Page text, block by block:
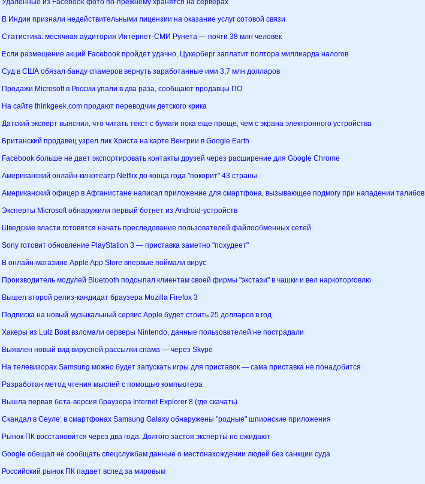
Удаленные из Facebook фото по-прежнему хранятся на серверах
В Индии признали недействительными лицензии на оказание услуг сотовой связи
Статистика: месячная аудитория Интернет-СМИ Рунета — почти 38 млн человек
Если размещение акций Facebook пройдет удачно, Цукерберг заплатит полтора миллиарда налогов
Суд в США обязал банду спамеров вернуть заработанные ими 3,7 млн долларов
Продажи Microsoft в России упали в два раза, сообщают продавцы ПО
На сайте thinkgeek.com продают переводчик детского крика
Датский эксперт выяснил, что читать текст с бумаги пока еще проще, чем с экрана электронного устройства
Британский продавец узрел лик Христа на карте Венгрии в Google Earth
Facebook больше не дает экспортировать контакты друзей через расширение для Google Chrome
Американский онлайн-кинотеатр Netflix до конца года "покорит" 43 страны
Американский офицер в Афганистане написал приложение для смартфона, вызывающее подмогу при нападении талибов
Эксперты Microsoft обнаружили первый ботнет из Android-устройств
Шведские власти готовятся начать преследование пользователей файлообменных сетей
Sony готовит обновление PlayStation 3 — приставка заметно "похудеет"
В онлайн-магазине Apple App Store впервые поймали вирус
Производитель модулей Bluetooth подсыпал клиентам своей фирмы "экстази" в чашки и вел наркоторговлю
Вышел второй релиз-кандидат браузера Mozilla Firefox 3
Подписка на новый музыкальный сервис Apple будет стоить 25 долларов в год
Хакеры из Lulz Boat взломали серверы Nintendo, данные пользователей не пострадали
Выявлен новый вид вирусной рассылки спама — через Skype
На телевизорах Samsung можно будет запускать игры для приставок — сама приставка не понадобится
Разработан метод чтения мыслей с помощью компьютера
Вышла первая бета-версия браузера Internet Explorer 8 (где скачать)
Скандал в Сеуле: в смартфонах Samsung Galaxy обнаружены "родные" шпионские приложения
Рынок ПК восстановится через два года. Долгого застоя эксперты не ожидают
Google обещал не сообщать спецслужбам данные о местонахождении людей без санкции суда
Российский рынок ПК падает вслед за мировым